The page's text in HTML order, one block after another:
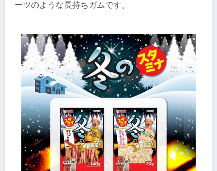
ーツのような長持ちガムです。